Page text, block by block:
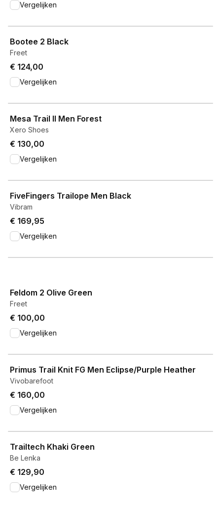
Vergelijken
Bootee 2 Black
Freet
€ 124,00
Vergelijken
Mesa Trail II Men Forest
Xero Shoes
€ 130,00
Vergelijken
FiveFingers Trailope Men Black
Vibram
€ 169,95
Vergelijken
Feldom 2 Olive Green
Freet
€ 100,00
Vergelijken
Primus Trail Knit FG Men Eclipse/Purple Heather
Vivobarefoot
€ 160,00
Vergelijken
Trailtech Khaki Green
Be Lenka
€ 129,90
Vergelijken